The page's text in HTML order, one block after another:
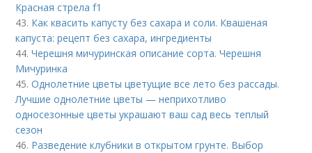
Красная стрела f1
43. Как квасить капусту без сахара и соли. Квашеная
капуста: рецепт без сахара, ингредиенты
44.Черешня мичуринская описание сорта. Черешня
Мичуринка
45.Однолетние цветы цветущие все лето без рассады.
Лучшие однолетние цветы — неприхотливо
односезонные цветы украшают ваш сад весь теплый
сезон
46. Разведение клубники в открытом грунте. Выбор